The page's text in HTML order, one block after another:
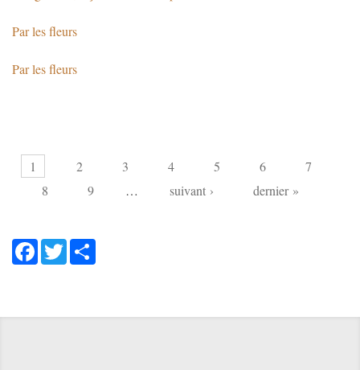
Par les fleurs
Par les fleurs
1 2 3 4 5 6
7
8
9 … suivant › dernier »
Facebook
Twitter